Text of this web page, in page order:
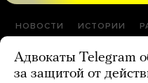
НОВОСТИ ИСТОРИИ
Адвокаты Telegram
за защитой от